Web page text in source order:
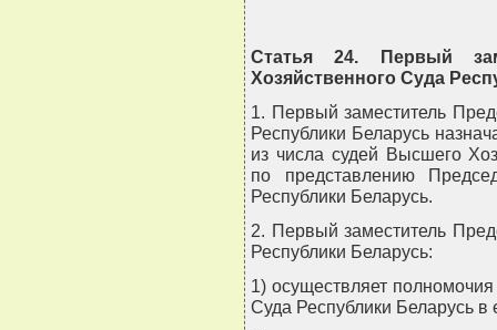
Статья 24. Первый
Хозяйственного Суда
1. Первый заместитель
Республики Беларусь
из числа судей Высшего
по представлению
Республики Беларусь.
2. Первый заместитель
Республики Беларусь:
1) осуществляет
Суда Республики Беларусь в